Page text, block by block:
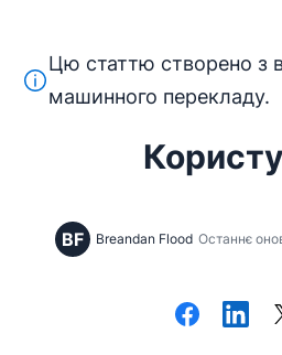
Зверніться в службу підтримки
Цей текст перекладено з
Цю статтю створено з
машинного перекладу.
BF Breandan Flood Останнє